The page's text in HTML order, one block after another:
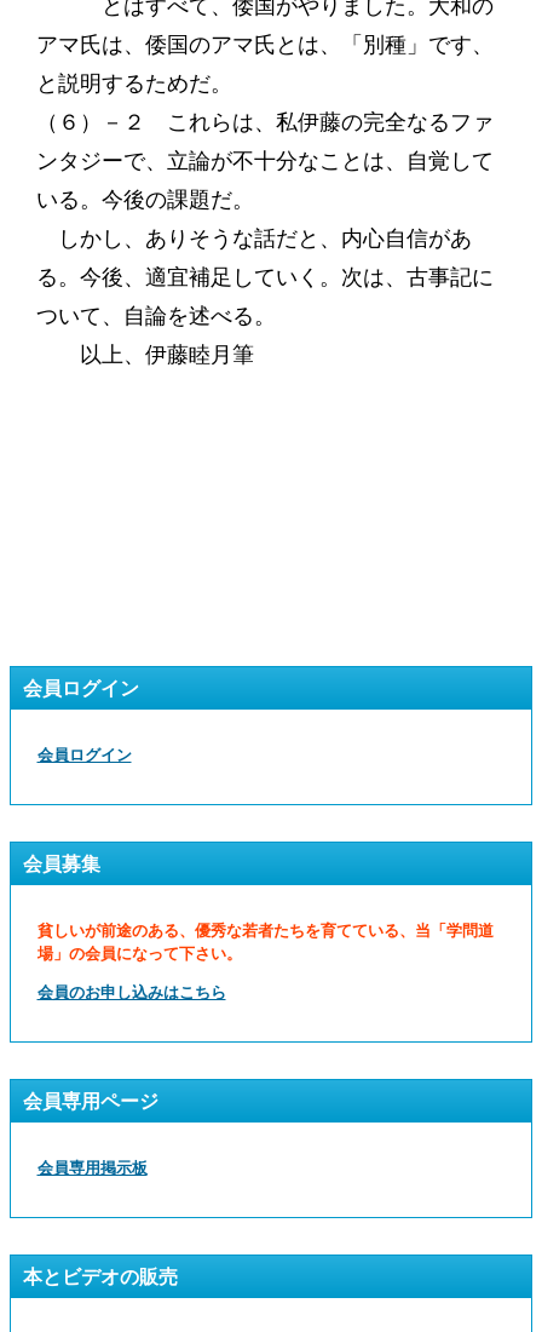
とはすべて、倭国がやりました。大和の
アマ氏は、倭国のアマ氏とは、「別種」です、
と説明するためだ。
（６）－２ これらは、私伊藤の完全なるファ
ンタジーで、立論が不十分なことは、自覚して
いる。今後の課題だ。
しかし、ありそうな話だと、内心自信があ
る。今後、適宜補足していく。次は、古事記に
ついて、自論を述べる。
以上、伊藤睦月筆
会員ログイン
会員ログイン
会員募集
貧しいが前途のある、優秀な若者たちを育てている、当「学問道
場」の会員になって下さい。
会員のお申し込みはこちら
会員専用ページ
会員専用掲示板
本とビデオの販売